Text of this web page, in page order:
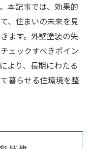
本記事では、効果的
、住まいの未来を見
ます。外壁塗装の失
ェックすべきポイン
より、長期にわたる
暮らせる住環境を整